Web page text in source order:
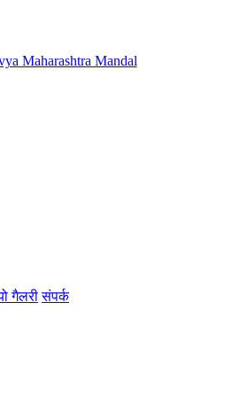
गैलरी संपर्क